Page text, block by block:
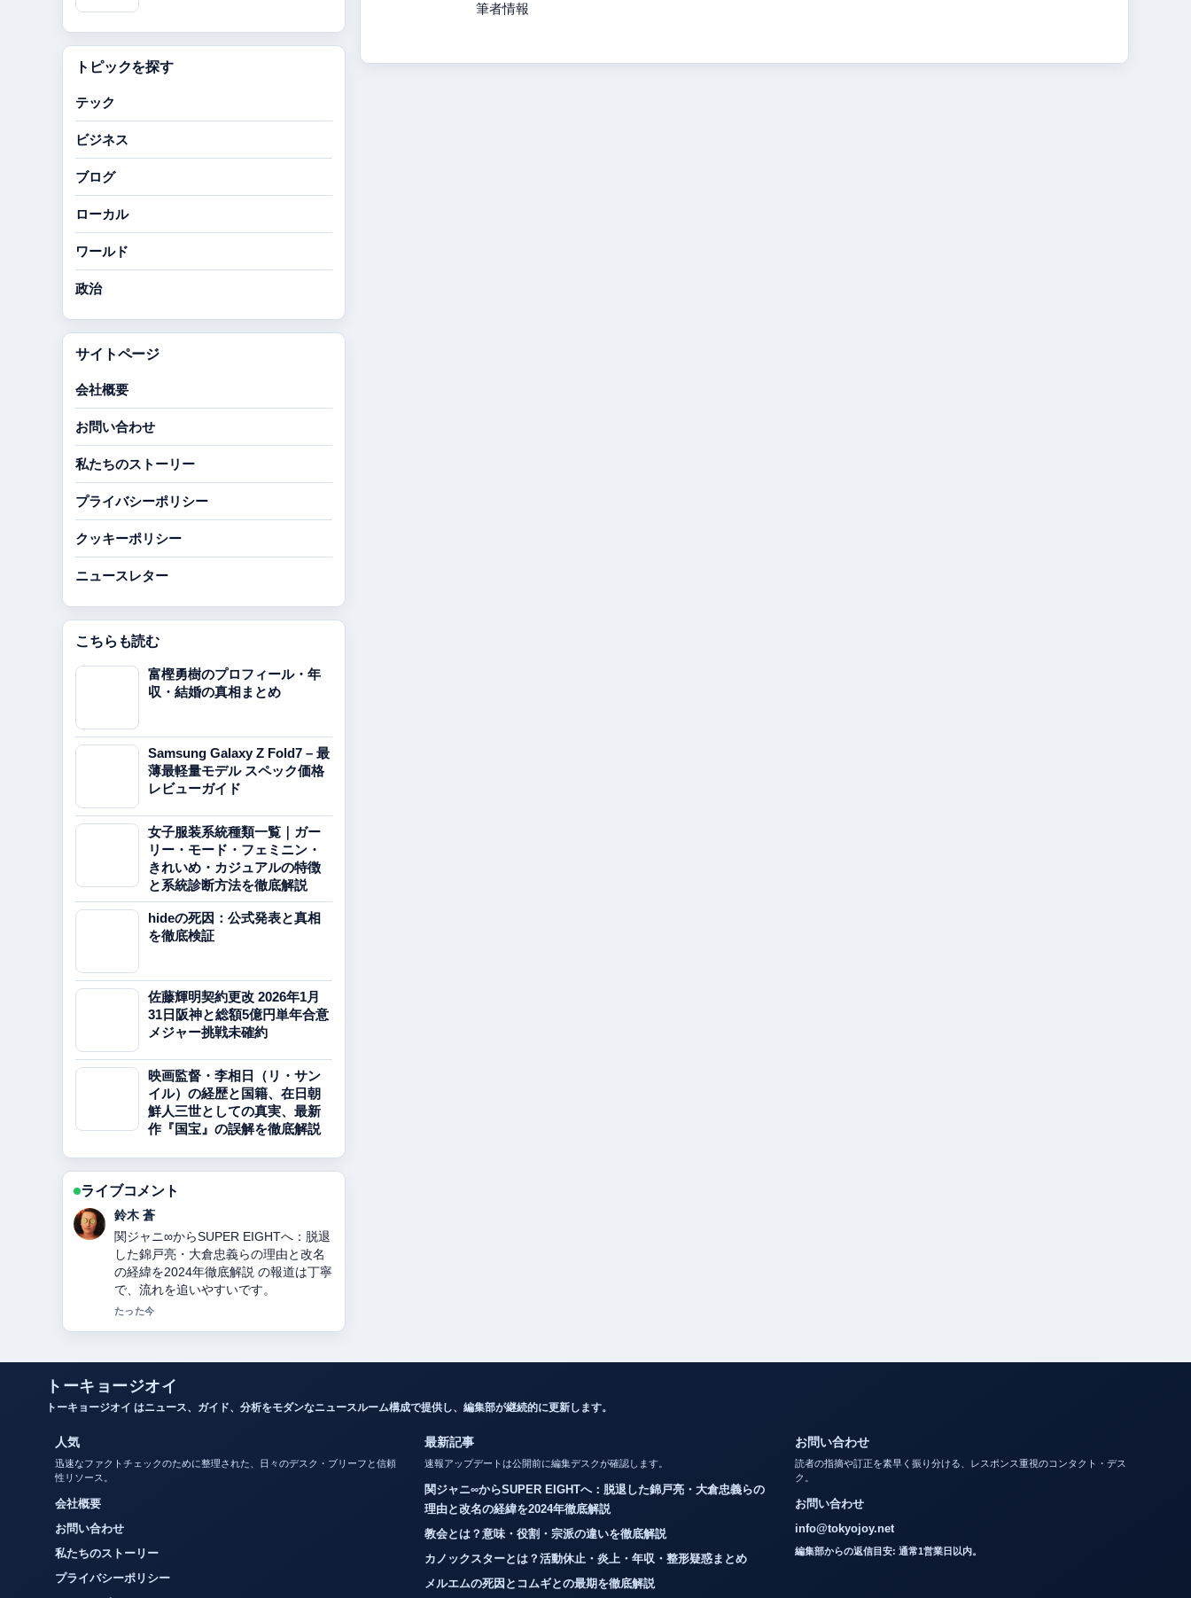
筆者情報
トピックを探す
テック
ビジネス
ブログ
ローカル
ワールド
政治
サイトページ
会社概要
お問い合わせ
私たちのストーリー
プライバシーポリシー
クッキーポリシー
ニュースレター
こちらも読む
富樫勇樹のプロフィール・年
収・結婚の真相まとめ
Samsung Galaxy Z Fold7 – 最
薄最軽量モデル スペック価格
レビューガイド
女子服装系統種類一覧｜ガー
リー・モード・フェミニン・
きれいめ・カジュアルの特徴
と系統診断方法を徹底解説
hideの死因：公式発表と真相
を徹底検証
佐藤輝明契約更改 2026年1月
31日阪神と総額5億円単年合意
メジャー挑戦未確約
映画監督・李相日（リ・サン
イル）の経歴と国籍、在日朝
鮮人三世としての真実、最新
作『国宝』の誤解を徹底解説
ライブコメント
渡辺 結衣
教会とは？意味・役割・宗派の違いを
徹底解説 周辺の検証がしっかりしてい
て安心感があります。
3 分前
トーキョージオイ
トーキョージオイ はニュース、ガイド、分析をモダンなニュースルーム構成で提供し、編集部が継続的に更新します。
迅速なファクトチェックのために整理された、日々のデスク・ブリーフと信頼
性リソース。
速報アップデートは公開前に編集デスクが確認します。
理由と改名の経緯を2024年徹底解説
読者の指摘や訂正を素早く振り分ける、レスポンス重視のコンタクト・デス
ク。